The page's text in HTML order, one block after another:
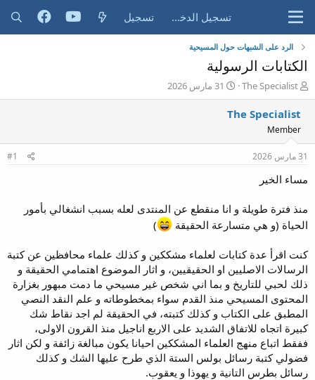
تسجيل الدخول تسجيل
الرد على الشبهات حول المسيحية
الكتابات الرسولية
ب
ا
د
ا
ل
م
ض
ع
The Specialist
ت
ا
ا
31 مارس 2026
The Specialist
Member
31 مارس 2026 #1
مساء الخير
منذ فترة طويلة و انا منقطع عن المنتدى لعله بسبب انشغالي بأمور
الحياة (و هي متسارعة الحقيقة
)
كنت اقرأ عدة كتابات لعلماء مشككين و كذلك علماء محافظين عن كتبة
الرسالات الاصليين او الحقيقيين، و اثار الموضوع اهتمامي الحقيقة و
ذلك لحبي للتاريخ و بما اني شخص غير مسيحي ما دمت مبهور بغزارة
المحتوى المسيحي منذ القدم سواء بمخطوطاته و علم النقد النصي
المطبق على الكتاب و كذلك كتبته، في الحقيقة لم اجد نقاط شك
كبيرة اتجاه للاتفاق الشديد على الاربع اناجيل منذ القرون الاولى،
ففقط اتباع منهج العلماء المشككين احيانا يكون مبالغة زائفة و لكن اثار
فضولي كتبة رسائل بولس الستة الذي طرح عليها الشك و كذلك
رسائل بطرس التانية و يهوذا و يعقوب.